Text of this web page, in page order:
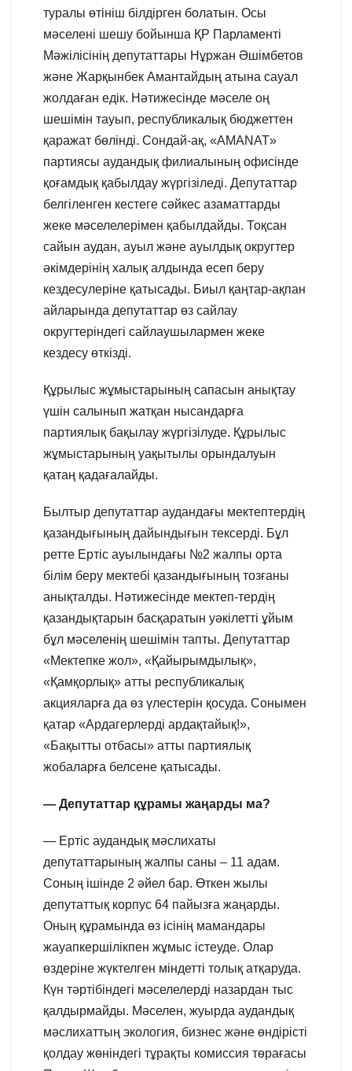
туралы өтініш білдірген болатын. Осы
мәселені шешу бойынша ҚР Парламенті
Мәжілісінің депутаттары Нұржан Әшімбетов
және Жарқынбек Амантайдың атына сауал
жолдаған едік. Нәтижесінде мәселе оң
шешімін тауып, республикалық бюджеттен
қаражат бөлінді. Сондай-ақ, «AMANAT»
партиясы аудандық филиалының офисінде
қоғамдық қабылдау жүргізіледі. Депутаттар
белгіленген кестеге сәйкес азаматтарды
жеке мәселелерімен қабылдайды. Тоқсан
сайын аудан, ауыл және ауылдық округтер
әкімдерінің халық алдында есеп беру
кездесулеріне қатысады. Биыл қаңтар-ақпан
айларында депутаттар өз сайлау
округтеріндегі сайлаушылармен жеке
кездесу өткізді.
Құрылыс жұмыстарының сапасын анықтау
үшін салынып жатқан нысандарға
партиялық бақылау жүргізілуде. Құрылыс
жұмыстарының уақытылы орындалуын
қатаң қадағалайды.
Былтыр депутаттар аудандағы мектептердің
қазандығының дайындығын тексерді. Бұл
ретте Ертіс ауылындағы №2 жалпы орта
білім беру мектебі қазандығының тозғаны
анықталды. Нәтижесінде мектеп-тердің
қазандықтарын басқаратын уәкілетті ұйым
бұл мәселенің шешімін тапты. Депутаттар
«Мектепке жол», «Қайырымдылық»,
«Қамқорлық» атты республикалық
акцияларға да өз үлестерін қосуда. Сонымен
қатар «Ардагерлерді ардақтайық!»,
«Бақытты отбасы» атты партиялық
жобаларға белсене қатысады.
— Депутаттар құрамы жаңарды ма?
— Ертіс аудандық мәслихаты
депутаттарының жалпы саны – 11 адам.
Соның ішінде 2 әйел бар. Өткен жылы
депутаттық корпус 64 пайызға жаңарды.
Оның құрамында өз ісінің мамандары
жауапкершілікпен жұмыс істеуде. Олар
өздеріне жүктелген міндетті толық атқаруда.
Күн тәртібіндегі мәселелерді назардан тыс
қалдырмайды. Мәселен, жуырда аудандық
мәслихаттың экология, бизнес және өндірісті
қолдау жөніндегі тұрақты комиссия төрағасы